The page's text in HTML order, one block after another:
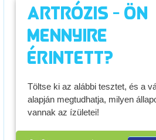
Artrózis - Ön
mennyire
érintett?
Töltse ki az alábbi tesztet, és a
alapján megtudhatja, milyen
vannak az ízületei!